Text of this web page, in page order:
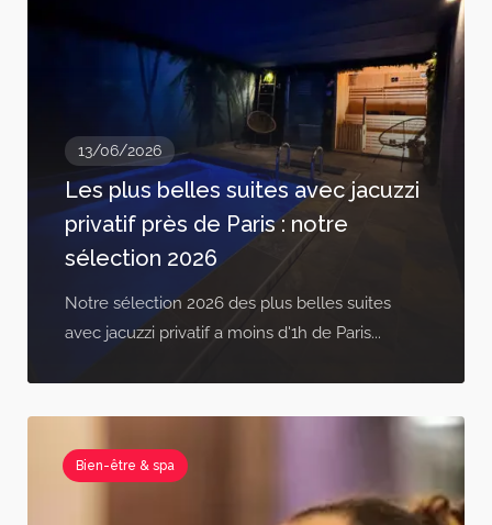
13/06/2026
Les plus belles suites avec jacuzzi
privatif près de Paris : notre
sélection 2026
Notre sélection 2026 des plus belles suites
avec jacuzzi privatif a moins d'1h de Paris...
Bien-être & spa